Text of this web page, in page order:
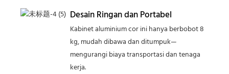
Desain Ringan dan Portabel
Kabinet aluminium cor ini hanya berbobot 8
kg, mudah dibawa dan ditumpuk—
mengurangi biaya transportasi dan tenaga
kerja.